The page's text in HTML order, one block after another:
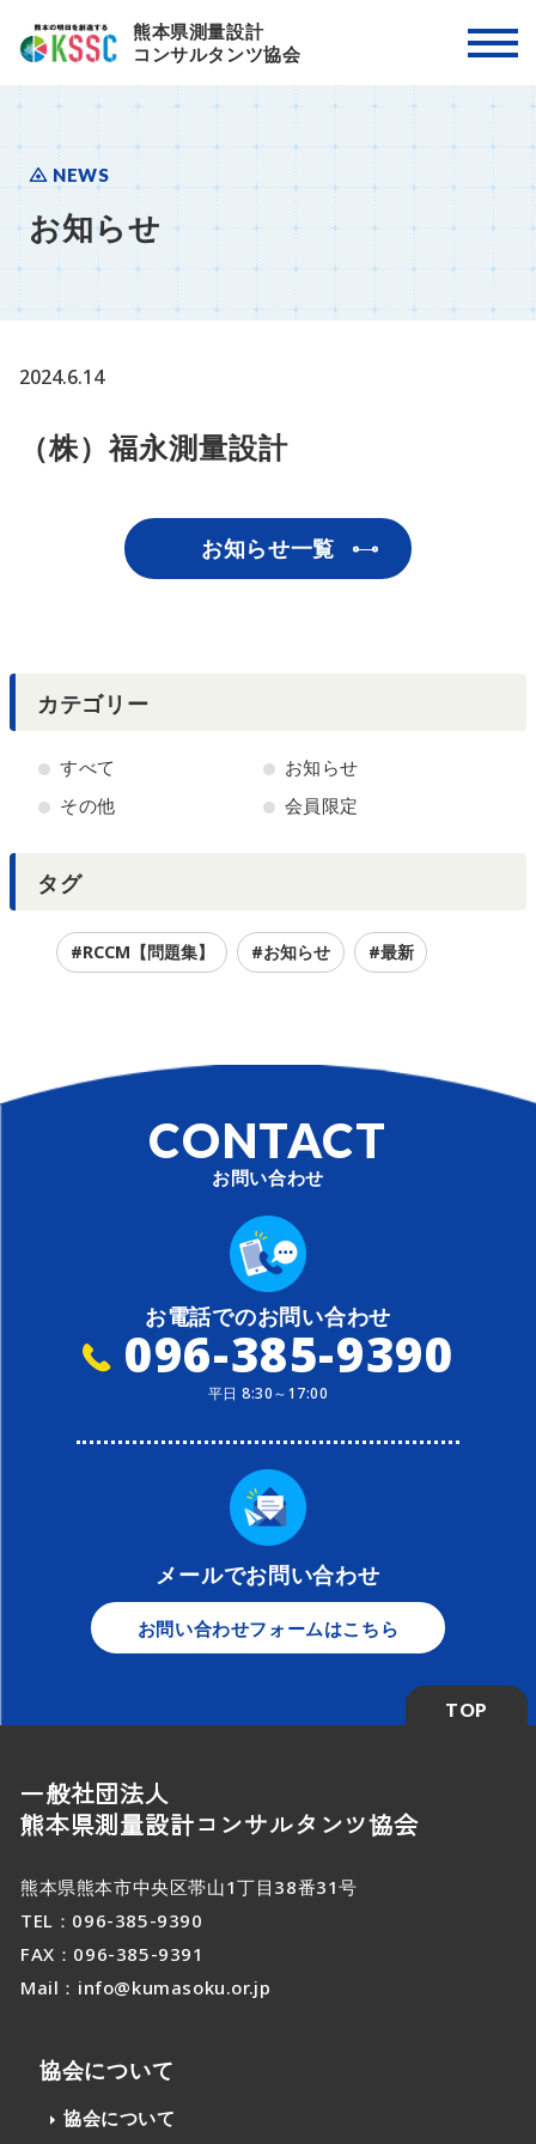
熊本県測量設計
コンサルタンツ協会
NEWS
お知らせ
カテゴリー
すべて
お知らせ
その他
会員限定
タグ
#RCCM【問題集】 #お知らせ #最新
2024.6.14
（株）福永測量設計
お知らせ一覧
CONTACT
お問い合わせ
お電話でのお問い合わせ
096-385-9390
平日 8:30～17:00
メールでお問い合わせ
お問い合わせフォームはこちら
一般社団法人
熊本県測量設計コンサルタンツ協会
熊本県熊本市中央区帯山1丁目38番31号
TEL： 096-385-9390
FAX：096-385-9391
Mail： info@kumasoku.or.jp
協会について
協会について
TOP